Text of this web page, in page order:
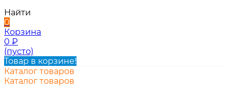
Найти
0
Корзина
0 ₽
(пусто)
Товар в корзине!
Каталог товаров
Каталог товаров